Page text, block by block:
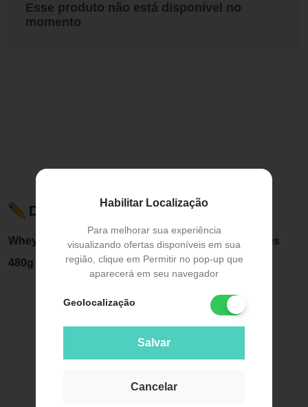
Habilitar Localização
Para melhorar sua experiência
visualizando ofertas disponíveis em sua
região, clique em Permitir no pop-up que
aparecerá em seu navegador
Geolocalização
Salvar
Cancelar
Esse produto não está disponível no
momento
Descrição do Produto
Whey Grego Bar Doce De Leite Display 12 Unidades
480g